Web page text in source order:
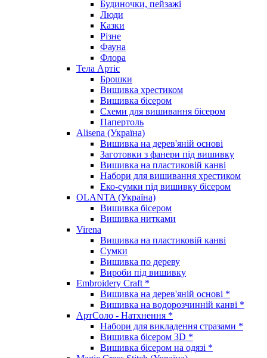
Будиночки, пейзажі
Люди
Казки
Різне
Фауна
Флора
Тела Артіс
Брошки
Вишивка хрестиком
Вишивка бісером
Схеми для вишивання бісером
Папертоль
Alisena (Україна)
Вишивка на дерев'яній основі
Заготовки з фанери під вишивку
Вишивка на пластиковій канві
Набори для вишивання хрестиком
Еко-сумки під вишивку бісером
OLANTA (Україна)
Вишивка бісером
Вишивка нитками
Virena
Вишивка на пластиковій канві
Сумки
Вишивка по дереву
Вироби під вишивку
Embroidery Craft *
Вишивка на дерев'яній основі *
Вишивка на водорозчинній канві *
АртСоло - Натхнення *
Набори для викладення стразами *
Вишивка бісером 3D *
Вишивка бісером на одязі *